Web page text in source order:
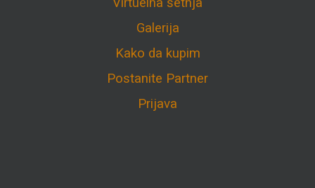
Galerija
Kako da kupim
Postanite Partner
Prijava